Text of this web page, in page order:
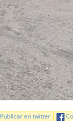
Publicar en twitter